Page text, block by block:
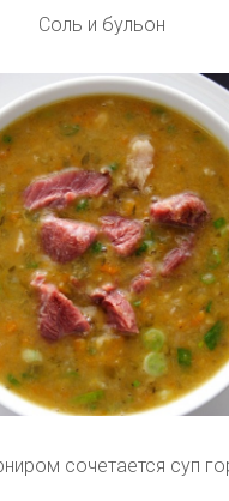
Соль и бульон
сочетается суп